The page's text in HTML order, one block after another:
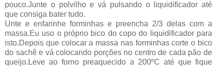
pouco.Junte o polvilho e vá pulsando o liquidificador até
que consiga bater tudo.
Unte e enfarinhe forminhas e preencha 2/3 delas com a
massa.Eu uso o próprio bico do copo do liquidificador para
isto.Depois que colocar a massa nas forminhas corte o bico
do sachê e vá colocando porções no centro de cada pão de
queijo.Leve ao forno preaquecido a 200ºC até que fique